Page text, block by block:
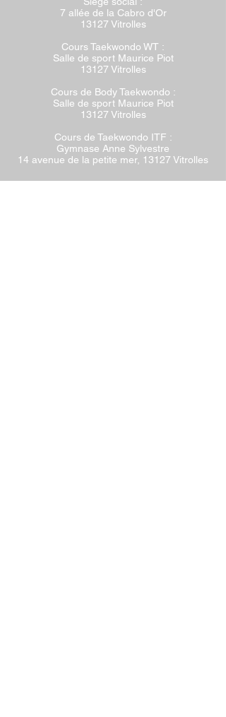
7 allée de la Cabro d'Or
13127 Vitrolles
Cours Taekwondo WT :
Salle de sport Maurice Piot
13127 Vitrolles
Cours de Body Taekwondo :
Salle de sport Maurice Piot
13127 Vitrolles
Cours de Taekwondo ITF :
Gymnase Anne Sylvestre
14 avenue de la petite mer, 13127 Vitrolles